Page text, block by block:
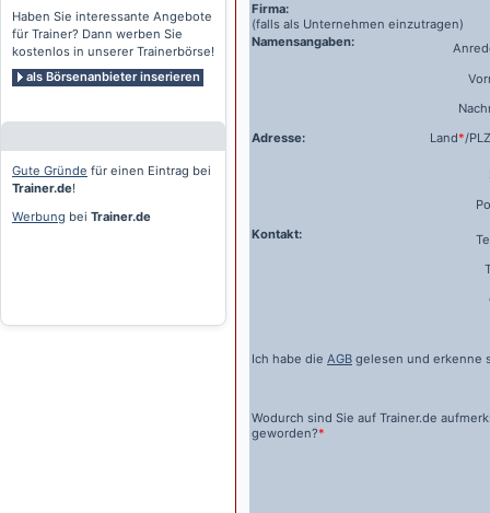
Haben Sie interessante Angebote
für Trainer? Dann werben Sie
kostenlos in unserer Trainerbörse!
als Börsenanbieter inserieren
Gute Gründe für einen Eintrag bei
Trainer.de!
Werbung bei Trainer.de
Firma:
(falls als Unternehmen einzutragen)
Namensangaben:
Adresse:
Land*/PLZ
Kontakt:
Ich habe die AGB gelesen und erkenne
Wodurch sind Sie auf Trainer.de
geworden?*